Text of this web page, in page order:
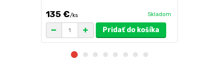
135 €/ks Skladom
Pridať do košíka